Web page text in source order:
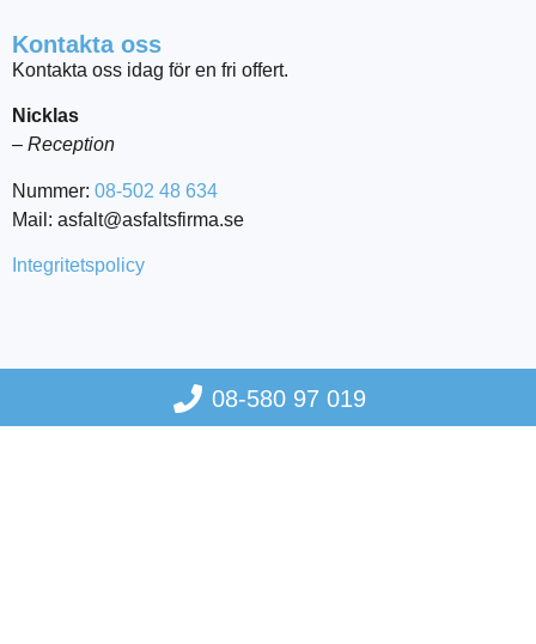
Kontakta oss
Kontakta oss idag för en fri offert.
Nicklas
– Reception
Nummer: 08-502 48 634
Mail: asfalt@asfaltsfirma.se
Integritetspolicy
08-580 97 019